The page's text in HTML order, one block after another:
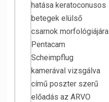
hatása keratoconusos
betegek elülső
csarnok morfológiájára
Pentacam
Scheimpflug
kamerával vizsgálva
című poszter szerű
előadás az ARVO